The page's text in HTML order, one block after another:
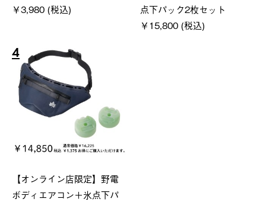
￥3,980 (税込)
点下パック2枚セット
￥15,800 (税込)
4
【オンライン店限定】野電
ボディエアコン＋氷点下パ